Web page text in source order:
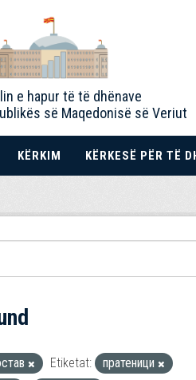
e hapur të të dhënave
së Maqedonisë së Veriut
KËRKIM KËRKESË PËR TË
Etiketat:
пратеници